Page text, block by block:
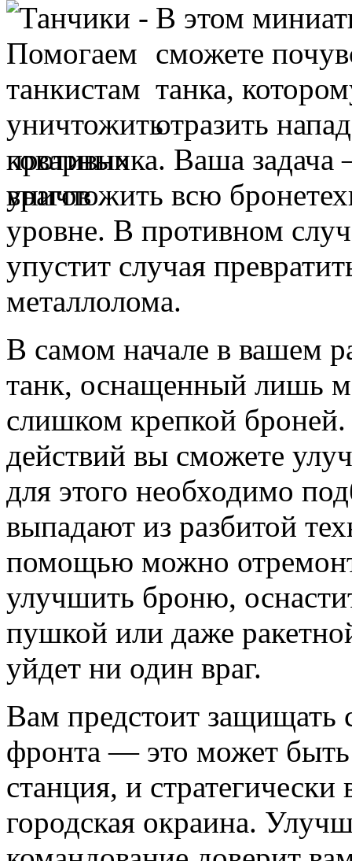
В этом
сможете
танка,
отразить
противника. Ваша
уничтожить всю
уровне. В противном
упустит случая
металлолома.
В самом начале в вашем
танк, оснащенный лишь
слишком крепкой
действий вы сможете
для этого необходимо
выпадают из разбитой
помощью можно
улучшить броню,
пушкой или даже
уйдет ни один враг.
Вам предстоит защищать
фронта — это может быть
станция, и
городская окраина.